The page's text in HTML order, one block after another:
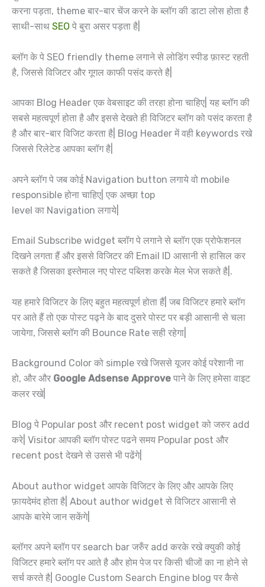
करना पड़ता, theme बार-बार चेंज करने के ब्लॉग की डाटा लोस होता है
साथी-साथ SEO पे बुरा असर पड़ता है|
ब्लॉग के पे SEO friendly theme लगाने से लोडिंग स्पीड फ़ास्ट रहती
है, जिससे विजिटर और गूगल काफी पसंद करते है|
आपका Blog Header एक वेबसाइट की तरहा होना चाहिए| यह ब्लॉग की
सबसे महत्वपूर्ण होता है और इससे देखते ही विजिटर ब्लॉग को पसंद करता है
है और बार-बार विजिट करता है| Blog Header में वही keywords रखे
जिससे रिलेटेड आपका ब्लॉग है|
अपने ब्लॉग पे जब कोई Navigation button लगाये वो mobile
responsible होना चाहिए| एक अच्छा top
level का Navigation लगाये|
Email Subscribe widget ब्लॉग पे लगाने से ब्लॉग एक प्रोफेशनल
दिखने लगता हैं और इससे विजिटर की Email ID आसानी से हासिल कर
सकते है जिसका इस्तेमाल नए पोस्ट पब्लिश करके मेल भेज सकते है|.
यह हमारे विजिटर के लिए बहुत महत्वपूर्ण होता हैं| जब विजिटर हमारे ब्लॉग
पर आते हैं तो एक पोस्ट पढ्ने के बाद दुसरे पोस्ट पर बड़ी आसानी से चला
जायेगा, जिससे ब्लॉग की Bounce Rate सही रहेगा|
Background Color को simple रखे जिससे यूजर कोई परेशानी ना
हो, और और Google Adsense Approve पाने के लिए हमेसा वाइट
कलर रखे|
Blog पे Popular post और recent post widget को जरुर add
करे| Visitor आपकी ब्लॉग पोस्ट पढने समय Popular post और
recent post देखने से उससे भी पढेंगे|
About author widget आपके विजिटर के लिए और आपके लिए
फ़ायदेमंद होता है| About author widget से विजिटर आसानी से
आपके बारेमे जान सकेंगे|
ब्लॉगर अपने ब्लॉग पर search bar जरुँर add करके रखे क्युकी कोई
विजिटर हमारे ब्लॉग पर आते है और होम पेज पर किसी चीजों का ना होने से
सर्च करते है| Google Custom Search Engine blog पर कैसे